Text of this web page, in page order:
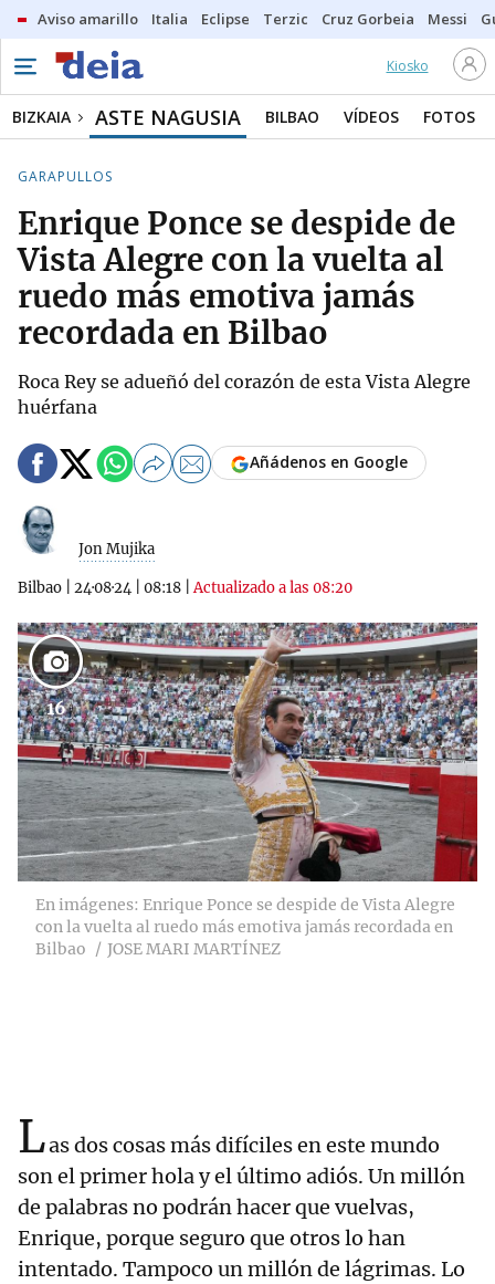
Aviso amarillo Italia Eclipse Terzic Cruz Gorbeia Messi
Kiosko
BIZKAIA ASTE NAGUSIA BILBAO VÍDEOS FOTOS
GARAPULLOS
Enrique Ponce se despide de
Vista Alegre con la vuelta al
ruedo más emotiva jamás
recordada en Bilbao
Roca Rey se adueñó del corazón de esta Vista Alegre
huérfana
Jon Mujika
Bilbao 24·08·24 08:18 |Actualizado a las 08:20
Añádenos en Google
16
En imágenes: Enrique Ponce se despide de Vista Alegre
con la vuelta al ruedo más emotiva jamás recordada en
Bilbao
JOSE MARI MARTÍNEZ
Las dos cosas más difíciles en este mundo
son el primer hola y el último adiós. Un millón
de palabras no podrán hacer que vuelvas,
Enrique, porque seguro que otros lo han
intentado. Tampoco un millón de lágrimas. Lo